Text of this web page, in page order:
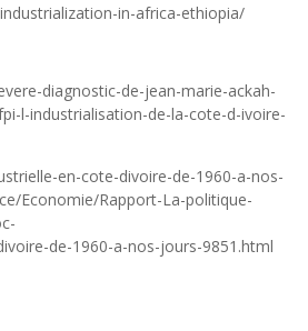
in-africa-ethiopia/
diagnostic-de-jean-marie-ackah-
l-industrialisation-de-la-cote-d-ivoire-
en-cote-divoire-de-1960-a-nos-
Economie/Rapport-La-politique-
de-1960-a-nos-jours-9851.html